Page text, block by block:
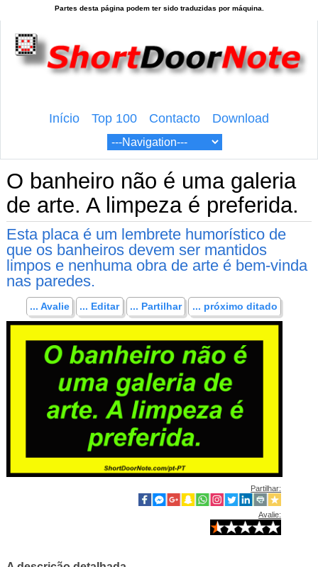
Início Top 100 Contacto Download
O banheiro não é uma galeria
de arte. A limpeza é preferida.
Esta placa é um lembrete humorístico de
que os banheiros devem ser mantidos
limpos e nenhuma obra de arte é bem-vinda
nas paredes.
... Avalie ... Editar ... Partilhar ... próximo ditado
Partilhar:
Avalie: